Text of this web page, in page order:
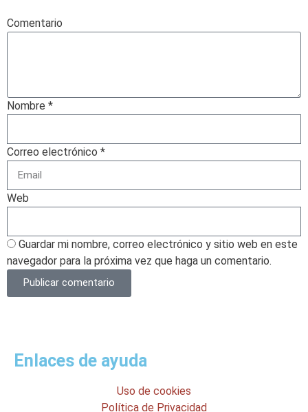
Comentario
Nombre *
Correo electrónico *
Web
Guardar mi nombre, correo electrónico y sitio web en este
navegador para la próxima vez que haga un comentario.
Publicar comentario
Enlaces de ayuda
Uso de cookies
Política de Privacidad